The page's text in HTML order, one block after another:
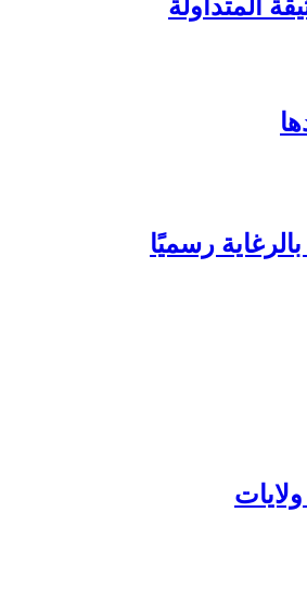
المتداولة
رسميًا